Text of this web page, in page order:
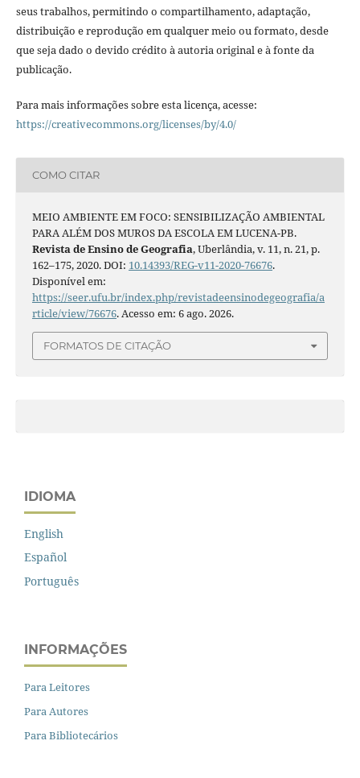
seus trabalhos, permitindo o compartilhamento, adaptação,
distribuição e reprodução em qualquer meio ou formato, desde
que seja dado o devido crédito à autoria original e à fonte da
publicação.
Para mais informações sobre esta licença, acesse:
https://creativecommons.org/licenses/by/4.0/
COMO CITAR
MEIO AMBIENTE EM FOCO: SENSIBILIZAÇÃO AMBIENTAL
PARA ALÉM DOS MUROS DA ESCOLA EM LUCENA-PB.
Revista de Ensino de Geografia, Uberlândia, v. 11, n. 21, p.
162–175, 2020. DOI: 10.14393/REG-v11-2020-76676.
Disponível em:
https://seer.ufu.br/index.php/revistadeensinodegeografia/a
rticle/view/76676. Acesso em: 6 ago. 2026.
FORMATOS DE CITAÇÃO
IDIOMA
English
Español
Português
INFORMAÇÕES
Para Leitores
Para Autores
Para Bibliotecários